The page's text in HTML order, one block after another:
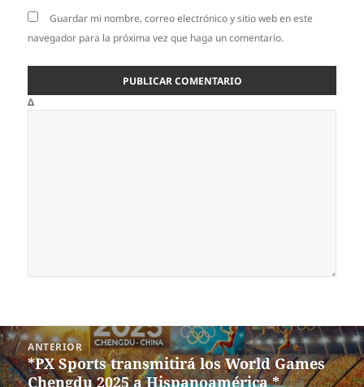
Guardar mi nombre, correo electrónico y sitio web en este
navegador para la próxima vez que haga un comentario.
Δ
Navegación
de
entradas
ANTERIOR
Entrada
anterior:
*PX Sports transmitirá los World Games
Chengdu 2025 a Hispanoamérica *